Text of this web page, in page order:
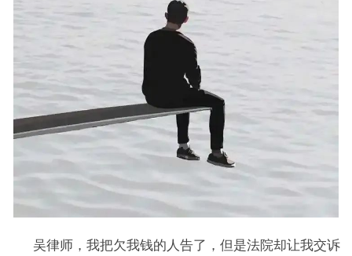
吴律师，我把欠我钱的人告了，但是法院却让我交诉